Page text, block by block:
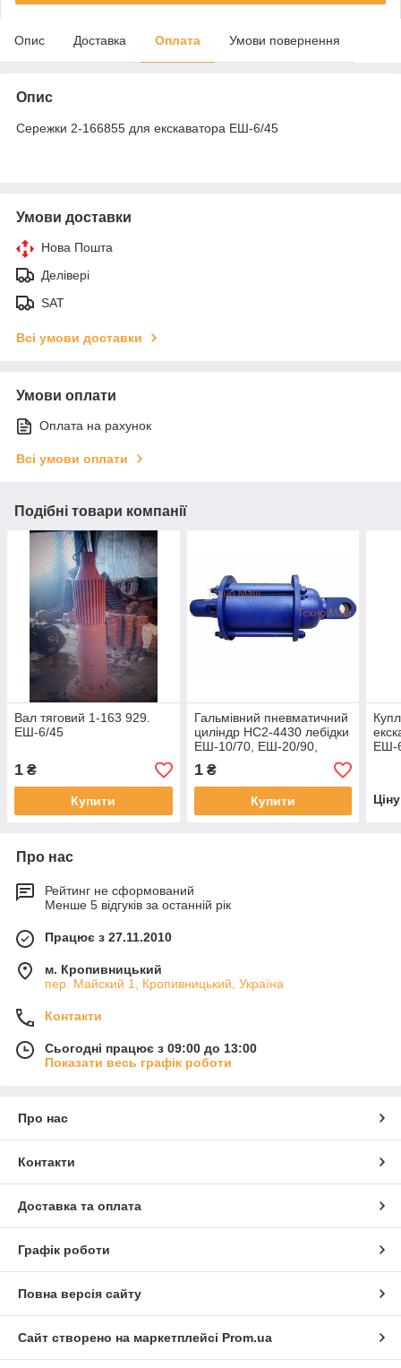
Опис Доставка Оплата Умови повернення
Опис
Сережки 2-166855 для екскаватора ЕШ-6/45
Умови доставки
Нова Пошта
Делівері
SAT
Всі умови доставки
Умови оплати
Оплата на рахунок
Всі умови оплати
Подібні товари компанії
Вал тяговий 1-163 929.
ЕШ-6/45
1 ₴
Купити
Гальмівний пневматичний
циліндр НС2-4430 лебідки
ЕШ-10/70, ЕШ-20/90,
ЕШ-6/45
1₴
Купити
ЕШ-
Про нас
Рейтинг не сформований
Менше 5 відгуків за останній рік
Працює з 27.11.2010
м. Кропивницький
пер. Майский 1, Кропивницький, Україна
Контакти
Сьогодні працює з 09:00 до 13:00
Показати весь графік роботи
Про нас
Контакти
Доставка та оплата
Графік роботи
Повна версія сайту
Сайт створено на маркетплейсі Prom.ua